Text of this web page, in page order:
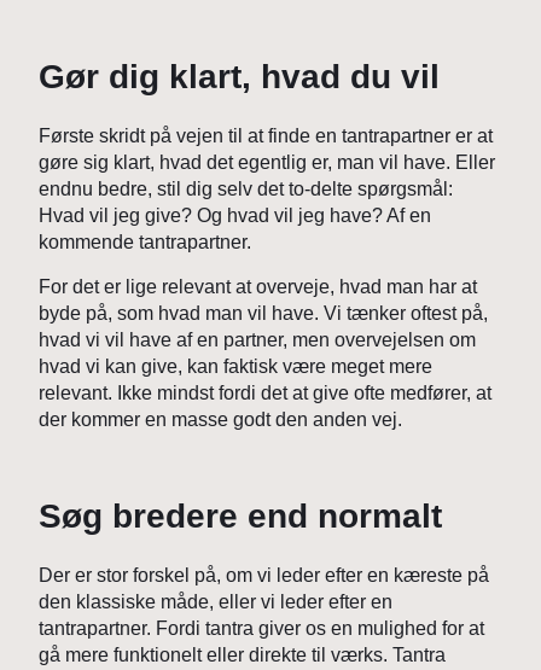
Gør dig klart, hvad du vil
Første skridt på vejen til at finde en tantrapartner er at
gøre sig klart, hvad det egentlig er, man vil have. Eller
endnu bedre, stil dig selv det to-delte spørgsmål:
Hvad vil jeg give? Og hvad vil jeg have? Af en
kommende tantrapartner.
For det er lige relevant at overveje, hvad man har at
byde på, som hvad man vil have. Vi tænker oftest på,
hvad vi vil have af en partner, men overvejelsen om
hvad vi kan give, kan faktisk være meget mere
relevant. Ikke mindst fordi det at give ofte medfører, at
der kommer en masse godt den anden vej.
Søg bredere end normalt
Der er stor forskel på, om vi leder efter en kæreste på
den klassiske måde, eller vi leder efter en
tantrapartner. Fordi tantra giver os en mulighed for at
gå mere funktionelt eller direkte til værks. Tantra